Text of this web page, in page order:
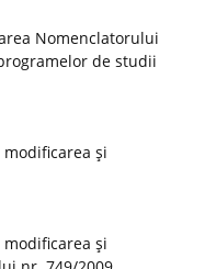
Nomenclatorului
de studii
şi
şi